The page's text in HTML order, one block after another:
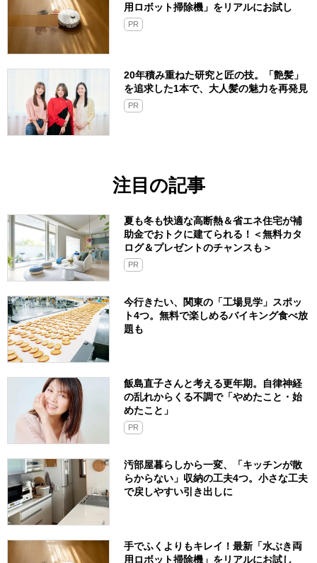
用ロボット掃除機」をリアルにお試し
PR
20年積み重ねた研究と匠の技。「艶髪」
を追求した1本で、大人髪の魅力を再発見
PR
注目の記事
夏も冬も快適な高断熱＆省エネ住宅が補
助金でおトクに建てられる！＜無料カタ
ログ＆プレゼントのチャンスも＞
PR
今行きたい、関東の「工場見学」スポッ
ト4つ。無料で楽しめるバイキング食べ放
題も
飯島直子さんと考える更年期。自律神経
の乱れからくる不調で「やめたこと・始
めたこと」
PR
汚部屋暮らしから一変、「キッチンが散
らからない」収納の工夫4つ。小さな工夫
で戻しやすい引き出しに
手でふくよりもキレイ！最新「水ぶき両
用ロボット掃除機」をリアルにお試し